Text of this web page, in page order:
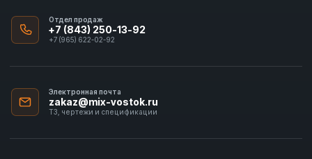
Отдел продаж
+7 (843) 250-13-92
+7 (965) 622-02-92
Электронная почта
zakaz@mix-vostok.ru
ТЗ, чертежи и спецификации